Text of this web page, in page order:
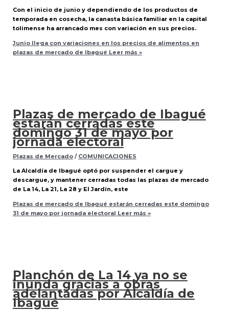
Con el inicio de junio y dependiendo de los productos de
temporada en cosecha, la canasta básica familiar en la capital
tolimense ha arrancado mes con variación en sus precios.
Junio llega con variaciones en los precios de alimentos en
plazas de mercado de Ibagué Leer más »
Plazas de mercado de Ibagué
estarán cerradas este
domingo 31 de mayo por
jornada electoral
Plazas de Mercado/ COMUNICACIONES
La Alcaldía de Ibagué optó por suspender el cargue y
descargue, y mantener cerradas todas las plazas de mercado
de La 14, La 21, La 28 y El Jardín, este
Plazas de mercado de Ibagué estarán cerradas este domingo
31 de mayo por jornada electoral Leer más »
Planchón de La 14 ya no se
inunda gracias a obras
adelantadas por Alcaldía de
Ibagué